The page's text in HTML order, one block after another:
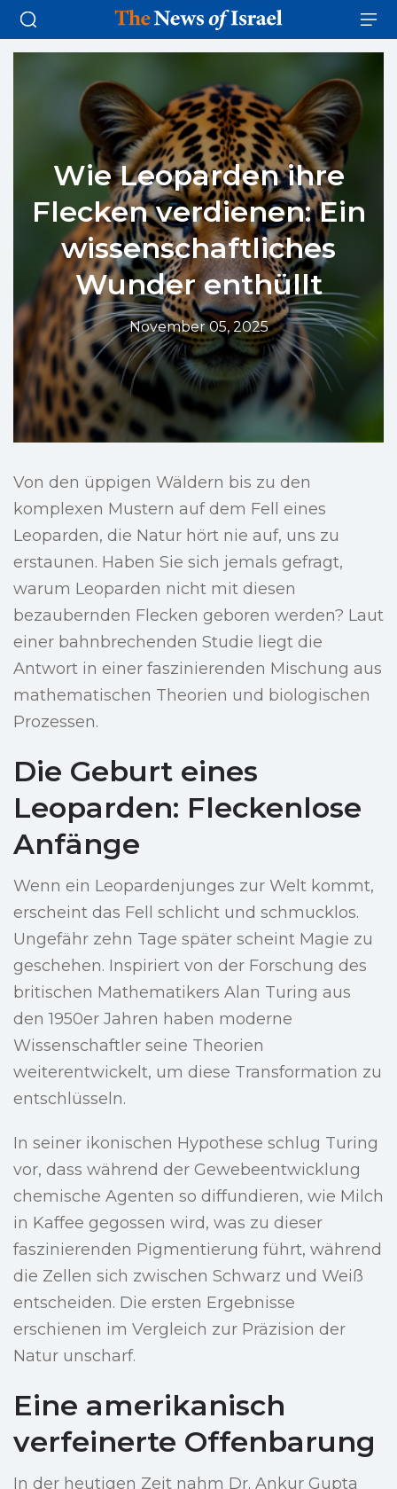
Wie Leoparden ihre
Flecken verdienen: Ein
wissenschaftliches
Wunder enthüllt
November 05, 2025
Von den üppigen Wäldern bis zu den
komplexen Mustern auf dem Fell eines
Leoparden, die Natur hört nie auf, uns zu
erstaunen. Haben Sie sich jemals gefragt,
warum Leoparden nicht mit diesen
bezaubernden Flecken geboren werden? Laut
einer bahnbrechenden Studie liegt die
Antwort in einer faszinierenden Mischung aus
mathematischen Theorien und biologischen
Prozessen.
Die Geburt eines
Leoparden: Fleckenlose
Anfänge
Wenn ein Leopardenjunges zur Welt kommt,
erscheint das Fell schlicht und schmucklos.
Ungefähr zehn Tage später scheint Magie zu
geschehen. Inspiriert von der Forschung des
britischen Mathematikers Alan Turing aus
den 1950er Jahren haben moderne
Wissenschaftler seine Theorien
weiterentwickelt, um diese Transformation zu
entschlüsseln.
In seiner ikonischen Hypothese schlug Turing
vor, dass während der Gewebeentwicklung
chemische Agenten so diffundieren, wie Milch
in Kaffee gegossen wird, was zu dieser
faszinierenden Pigmentierung führt, während
die Zellen sich zwischen Schwarz und Weiß
entscheiden. Die ersten Ergebnisse
erschienen im Vergleich zur Präzision der
Natur unscharf.
Eine amerikanisch
verfeinerte Offenbarung
In der heutigen Zeit nahm Dr. Ankur Gupta